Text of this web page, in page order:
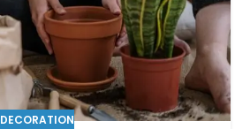
DECORATION